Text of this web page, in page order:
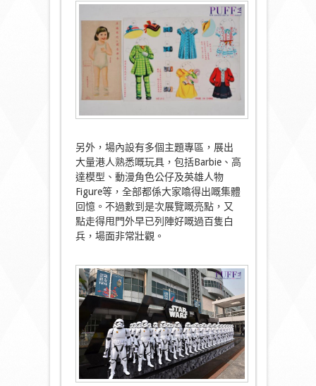
另外，場內設有多個主題專區，展出
大量港人熟悉嘅玩具，包括Barbie、高
達模型、動漫角色公仔及英雄人物
Figure等，全部都係大家噏得出嘅集體
回憶。不過數到是次展覽嘅亮點，又
點走得甩門外早已列陣好嘅過百隻白
兵，場面非常壯觀。